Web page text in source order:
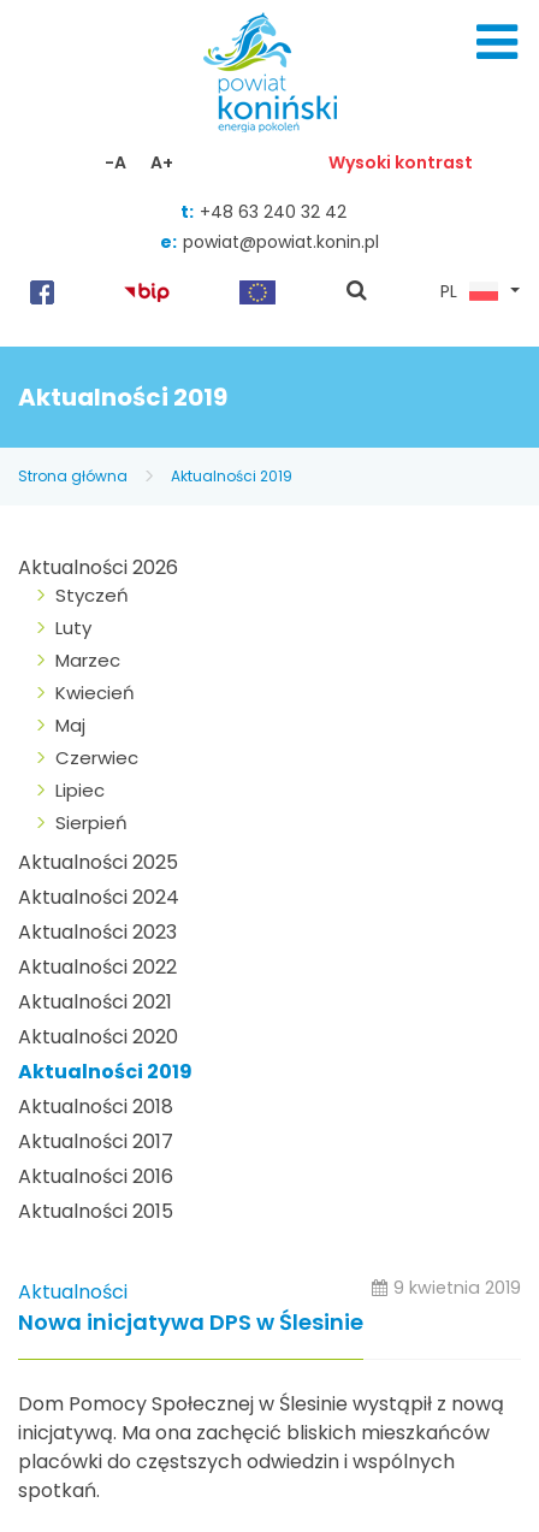
-A A+ Wysoki kontrast
t: +48 63 240 32 42
e: powiat@powiat.konin.pl
pokaż
PL
Aktualności 2019
Strona główna Aktualności 2019
Aktualności 2026
Styczeń
Luty
Marzec
Kwiecień
Maj
Czerwiec
Lipiec
Sierpień
Aktualności 2025
Aktualności 2024
Aktualności 2023
Aktualności 2022
Aktualności 2021
Aktualności 2020
Aktualności 2019
Aktualności 2018
Aktualności 2017
Aktualności 2016
Aktualności 2015
Aktualności 9 kwietnia 2019
Nowa inicjatywa DPS w Ślesinie
Dom Pomocy Społecznej w Ślesinie wystąpił z nową
inicjatywą. Ma ona zachęcić bliskich mieszkańców
placówki do częstszych odwiedzin i wspólnych
spotkań.